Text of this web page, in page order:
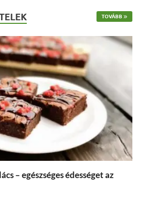
TOVÁBB
– egészséges édességet az